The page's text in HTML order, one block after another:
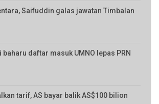
Saifuddin galas jawatan Timbalan
baharu daftar masuk UMNO lepas PRN
tarif, AS bayar balik AS$100 bilion